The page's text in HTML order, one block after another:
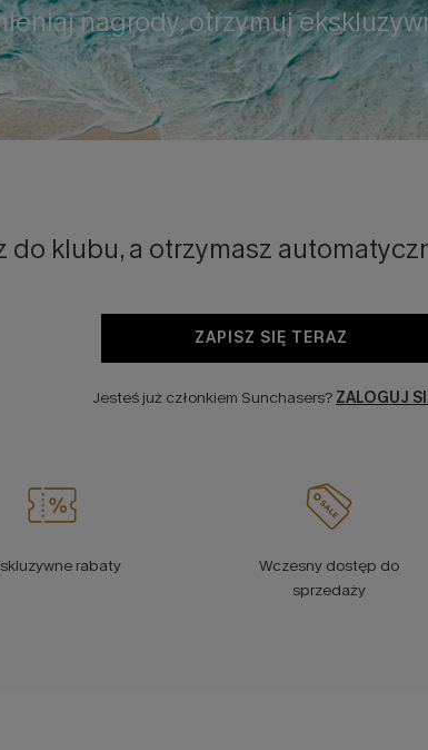
nagrody, otrzymuj
do klubu, a otrzymasz
ZAPISZ SIĘ TERAZ
Jesteś już członkiem Sunchasers? ZALOGUJ
rabaty
Wczesny dostęp do
sprzedaży